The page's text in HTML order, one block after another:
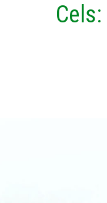
Cels: